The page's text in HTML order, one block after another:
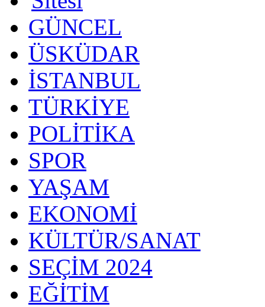
GÜNCEL
ÜSKÜDAR
İSTANBUL
TÜRKİYE
POLİTİKA
SPOR
YAŞAM
EKONOMİ
KÜLTÜR/SANAT
SEÇİM 2024
EĞİTİM